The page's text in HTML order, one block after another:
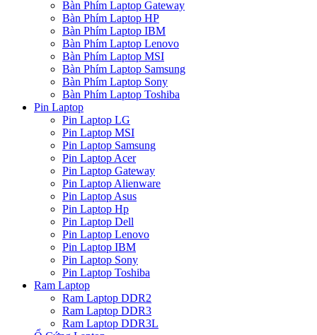
Bàn Phím Laptop Gateway
Bàn Phím Laptop HP
Bàn Phím Laptop IBM
Bàn Phím Laptop Lenovo
Bàn Phím Laptop MSI
Bàn Phím Laptop Samsung
Bàn Phím Laptop Sony
Bàn Phím Laptop Toshiba
Pin Laptop
Pin Laptop LG
Pin Laptop MSI
Pin Laptop Samsung
Pin Laptop Acer
Pin Laptop Gateway
Pin Laptop Alienware
Pin Laptop Asus
Pin Laptop Hp
Pin Laptop Dell
Pin Laptop Lenovo
Pin Laptop IBM
Pin Laptop Sony
Pin Laptop Toshiba
Ram Laptop
Ram Laptop DDR2
Ram Laptop DDR3
Ram Laptop DDR3L